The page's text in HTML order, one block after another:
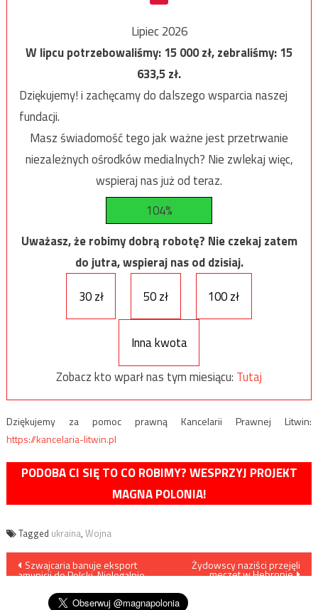
Lipiec 2026
W lipcu potrzebowaliśmy:15 000zł, zebraliśmy:15
633,5zł.
Dziękujemy! i zachęcamy do dalszego wsparcia naszej
fundacji.
Masz świadomość tego jak ważne jest przetrwanie
niezależnych ośrodków medialnych? Nie zwlekaj więc,
wspieraj nas już od teraz.
104%
Uważasz, że robimy dobrą robotę? Nie czekaj zatem
do jutra, wspieraj nas od dzisiaj.
30 zł
50 zł 100 zł
Inna kwota
Zobacz kto wparł nas tym miesiącu: Tutaj
Dziękujemy za pomoc prawną Kancelarii Prawnej Litwin:
https://kancelaria-litwin.pl
PODOBA CI SIĘ TO CO ROBIMY? WESPRZYJ PROJEKT
MAGNA POLONIA!
Tagged ukraina, Wojna
Nawigacja
wpisu
Szwajcaria banuje eksport
amunicji do Polski. Nielegalnie
Żydowscy naziści przejęli
meczet w Hebronie